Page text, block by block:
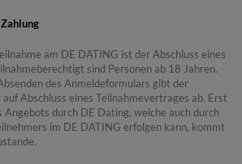
am DE DATING ist der Abschluss eines
sind Personen ab 18 Jahren.
des Anmeldeformulars gibt der
Abschluss eines Teilnahmevertrages ab. Erst
Angebots durch DE Dating, welche auch durch
im DE DATING erfolgen kann, kommt